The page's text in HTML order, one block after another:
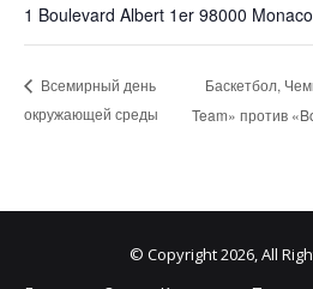
1 Boulevard Albert 1er 98000 Monaco
Всемирный день
окружающей среды
Баскетбол,
Team» против
© Copyright 2026, All